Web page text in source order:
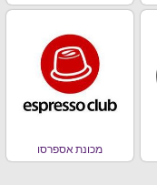
מכונת אספרסו